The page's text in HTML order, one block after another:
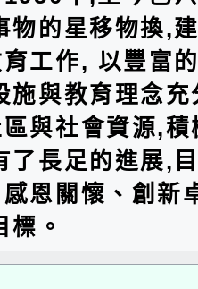
物的星移物換,
工作, 以豐富
施與教育理念
與社會資源,
了長足的進展,
恩關懷、創新
標。